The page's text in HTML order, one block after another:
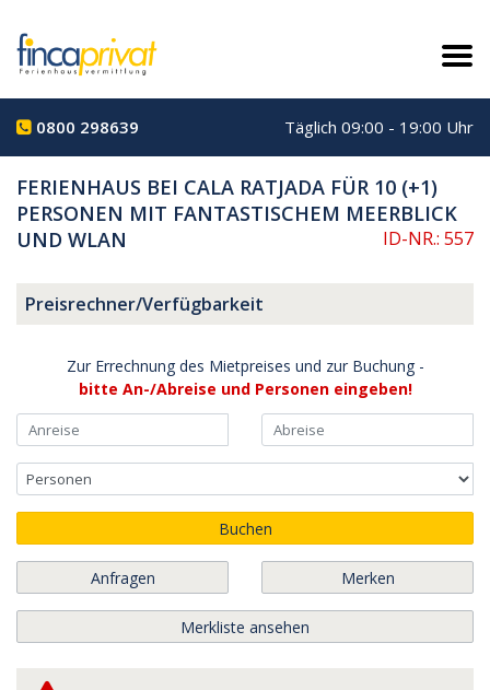
0800 298639 Täglich 09:00 - 19:00 Uhr
FERIENHAUS BEI CALA RATJADA FÜR 10 (+1)
PERSONEN MIT FANTASTISCHEM MEERBLICK
UND WLAN
ID-NR.: 557
Preisrechner/Verfügbarkeit
Zur Errechnung des Mietpreises und zur Buchung -
bitte An-/Abreise und Personen eingeben!
Buchen
Anfragen Merken
Merkliste ansehen